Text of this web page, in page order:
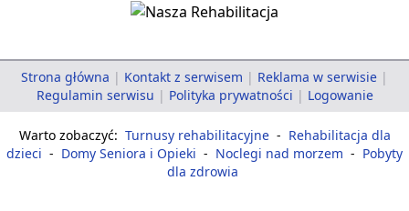
Strona główna | Kontakt z serwisem | Reklama w serwisie |
Regulamin serwisu | Polityka prywatności | Logowanie
Warto zobaczyć: Turnusy rehabilitacyjne - Rehabilitacja dla
dzieci - Domy Seniora i Opieki - Noclegi nad morzem - Pobyty
dla zdrowia